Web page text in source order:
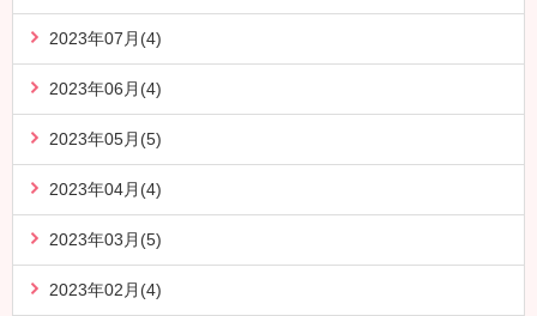
2023年07月(4)
2023年06月(4)
2023年05月(5)
2023年04月(4)
2023年03月(5)
2023年02月(4)